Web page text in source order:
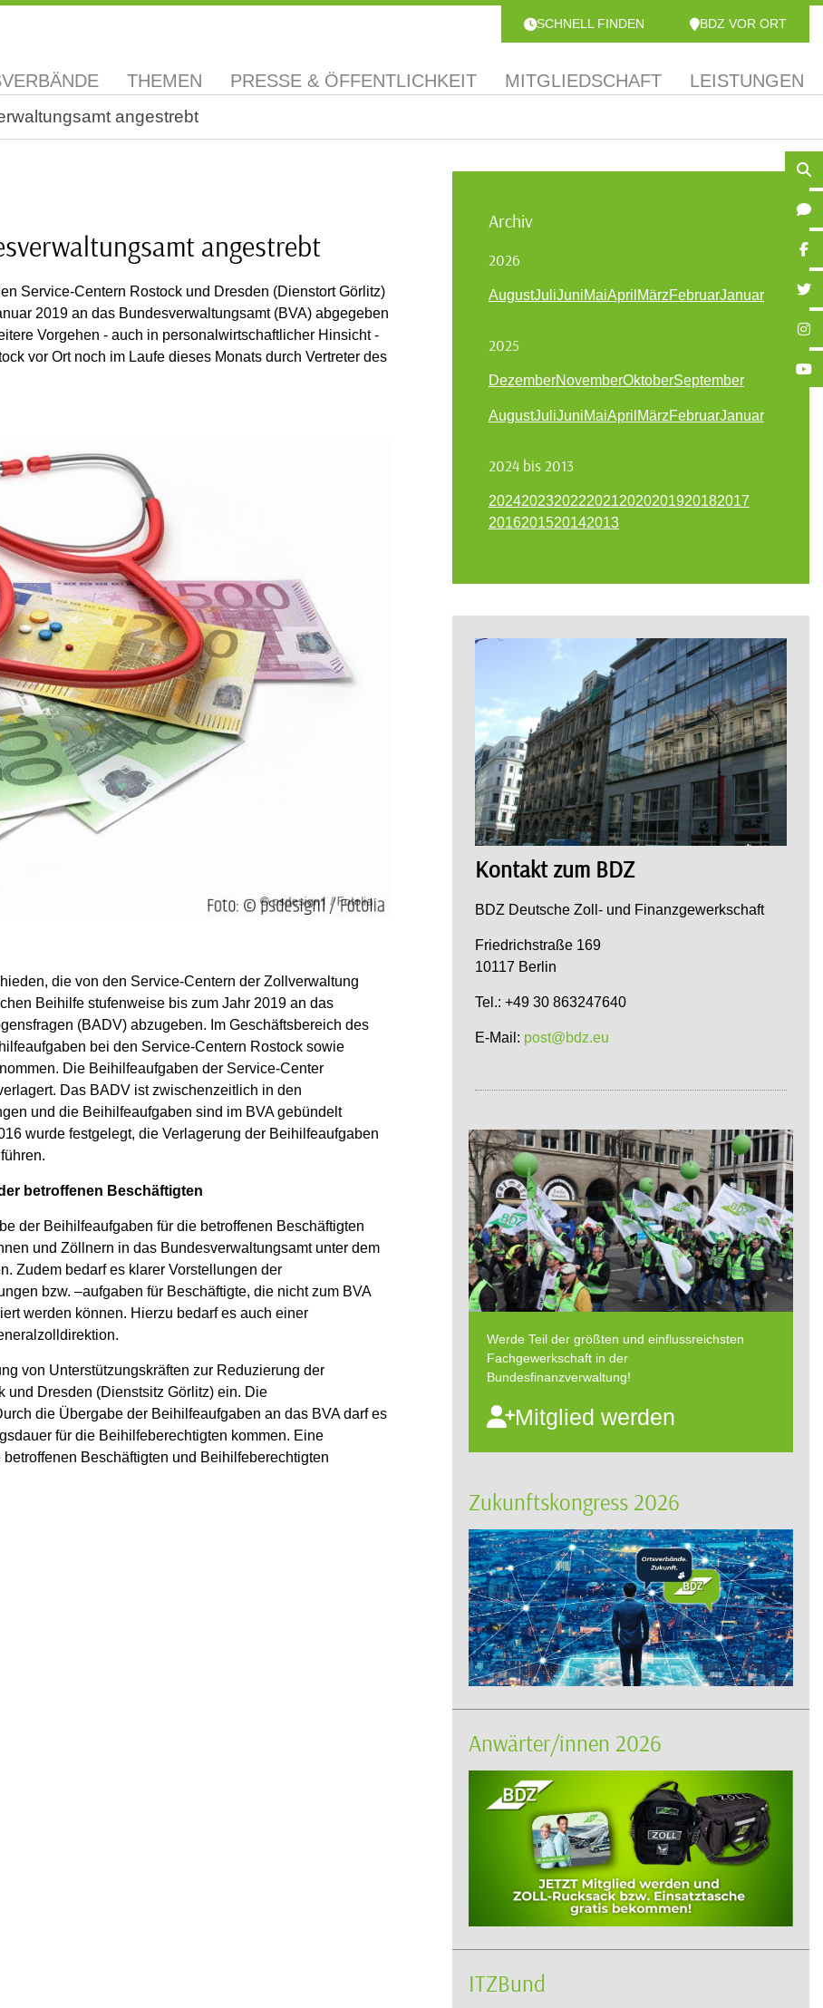
SCHNELL FINDEN BDZ VOR ORT
THEMEN PRESSE & ÖFFENTLICHKEIT MITGLIEDSCHAFT LEISTUNGEN
angestrebt
angestrebt
Service-Centern Rostock und Dresden (Dienstort Görlitz)
2019 an das Bundesverwaltungsamt (BVA) abgegeben
Vorgehen - auch in personalwirtschaftlicher Hinsicht -
vor Ort noch im Laufe dieses Monats durch Vertreter des
die von den Service-Centern der Zollverwaltung
Beihilfe stufenweise bis zum Jahr 2019 an das
(BADV) abzugeben. Im Geschäftsbereich des
bei den Service-Centern Rostock sowie
Die Beihilfeaufgaben der Service-Center
Das BADV ist zwischenzeitlich in den
und die Beihilfeaufgaben sind im BVA gebündelt
wurde festgelegt, die Verlagerung der Beihilfeaufgaben
betroffenen Beschäftigten
der Beihilfeaufgaben für die betroffenen Beschäftigten
und Zöllnern in das Bundesverwaltungsamt unter dem
Zudem bedarf es klarer Vorstellungen der
bzw. –aufgaben für Beschäftigte, die nicht zum BVA
werden können. Hierzu bedarf es auch einer
von Unterstützungskräften zur Reduzierung der
und Dresden (Dienstsitz Görlitz) ein. Die
die Übergabe der Beihilfeaufgaben an das BVA darf es
für die Beihilfeberechtigten kommen. Eine
Beschäftigten und Beihilfeberechtigten
Archiv
2026
AugustJuliJuniMaiApril MärzFebruarJanuar
2025
DezemberNovemberOktoberSeptember
AugustJuliJuniMaiApril MärzFebruarJanuar
2024 bis 2013
20242023202220212020201920182017
2016201520142013
Kontakt zum BDZ
BDZ Deutsche Zoll- und Finanzgewerkschaft
Friedrichstraße 169
10117 Berlin
Tel.: +49 30 863247640
E-Mail: post@bdz.eu
Werde Teil der größten und einflussreichsten
Fachgewerkschaft in der
Bundesfinanzverwaltung!
Mitglied werden
Zukunftskongress 2026
Anwärter/innen 2026
ITZBund